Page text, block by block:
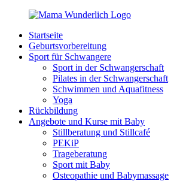
Zurück
Inhalt
MamaWunderlich.de
Mutti
sein
wunderbar!
Startseite
Geburtsvorbereitung
Sport für Schwangere
Sport in der Schwangerschaft
Pilates in der Schwangerschaft
Schwimmen und Aquafitness
Yoga
Rückbildung
Angebote und Kurse mit Baby
Stillberatung und Stillcafé
PEKiP
Trageberatung
Sport mit Baby
Osteopathie und Babymassage